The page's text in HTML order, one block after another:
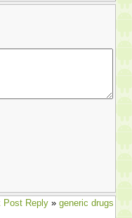
Post Reply » generic drugs